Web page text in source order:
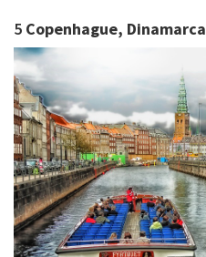
5 Copenhague, Dinamarca